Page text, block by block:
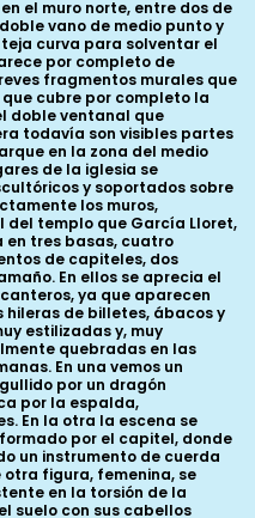
el muro norte, entre dos de
vano de medio punto y
curva para solventar el
por completo de
fragmentos murales que
cubre por completo la
doble ventanal que
todavía son visibles partes
en la zona del medio
de la iglesia se
y soportados sobre
los muros,
templo que García Lloret,
en tres basas, cuatro
de capiteles, dos
En ellos se aprecia el
ya que aparecen
de billetes, ábacos y
estilizadas y, muy
quebradas en las
En una vemos un
por un dragón
por la espalda,
En la otra la escena se
por el capitel, donde
un instrumento de cuerda
figura, femenina, se
en la torsión de la
suelo con sus cabellos